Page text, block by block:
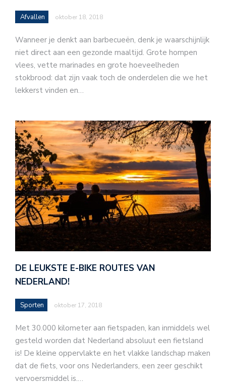
Afvallen oktober 18, 2018
Wanneer je denkt aan barbecueën, denk je waarschijnlijk
niet direct aan een gezonde maaltijd. Grote hompen
vlees, vette marinades en grote hoeveelheden
stokbrood: dat zijn vaak toch de onderdelen die we het
lekkerst vinden en…
DE LEUKSTE E-BIKE ROUTES VAN
NEDERLAND!
Sporten oktober 17, 2018
Met 30.000 kilometer aan fietspaden, kan inmiddels wel
gesteld worden dat Nederland absoluut een fietsland
is! De kleine oppervlakte en het vlakke landschap maken
dat de fiets, voor ons Nederlanders, een zeer geschikt
vervoersmiddel is.…